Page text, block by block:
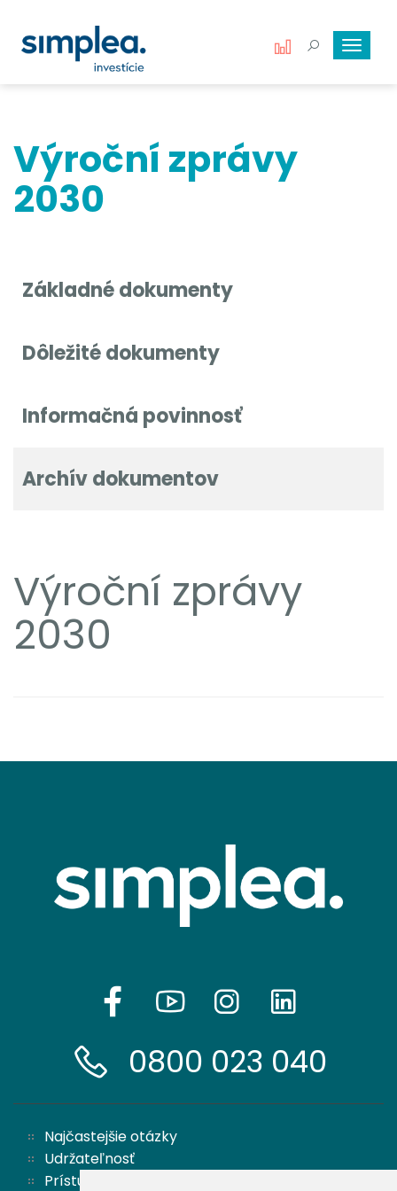
Toggle
Výroční zprávy
2030
Základné dokumenty
Dôležité dokumenty
Informačná povinnosť
Archív dokumentov
Výroční zprávy
2030
0800 023 040
Najčastejšie otázky
Udržateľnosť
Prístupnosť